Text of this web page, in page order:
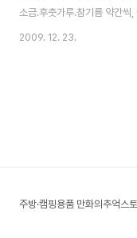
소금.후춧가루.참기름 약간씩
한 물에 충분히 불린다. 2. 불
2009. 12. 23.
주방·캠핑용품 만화의추억스